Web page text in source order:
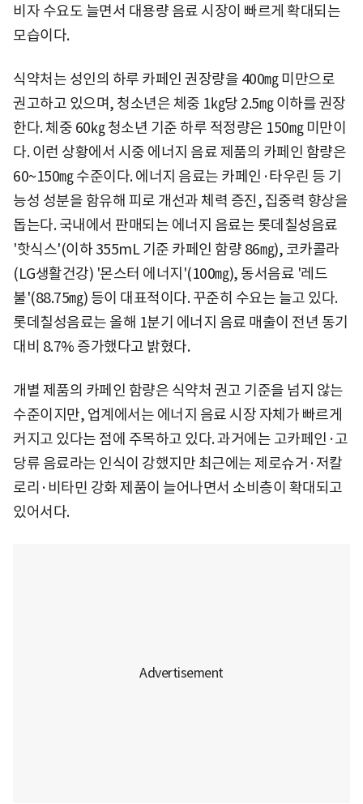
비자 수요도 늘면서 대용량 음료 시장이 빠르게 확대되는
모습이다.
식약처는 성인의 하루 카페인 권장량을 400㎎ 미만으로
권고하고 있으며, 청소년은 체중 1㎏당 2.5㎎ 이하를 권장
한다. 체중 60㎏ 청소년 기준 하루 적정량은 150㎎ 미만이
다. 이런 상황에서 시중 에너지 음료 제품의 카페인 함량은
60~150㎎ 수준이다. 에너지 음료는 카페인·타우린 등 기
능성 성분을 함유해 피로 개선과 체력 증진, 집중력 향상을
돕는다. 국내에서 판매되는 에너지 음료는 롯데칠성음료
'핫식스'(이하 355mL 기준 카페인 함량 86㎎), 코카콜라
(LG생활건강) '몬스터 에너지'(100㎎), 동서음료 '레드
불'(88.75㎎) 등이 대표적이다. 꾸준히 수요는 늘고 있다.
롯데칠성음료는 올해 1분기 에너지 음료 매출이 전년 동기
대비 8.7% 증가했다고 밝혔다.
개별 제품의 카페인 함량은 식약처 권고 기준을 넘지 않는
수준이지만, 업계에서는 에너지 음료 시장 자체가 빠르게
커지고 있다는 점에 주목하고 있다. 과거에는 고카페인·고
당류 음료라는 인식이 강했지만 최근에는 제로슈거·저칼
로리·비타민 강화 제품이 늘어나면서 소비층이 확대되고
있어서다.